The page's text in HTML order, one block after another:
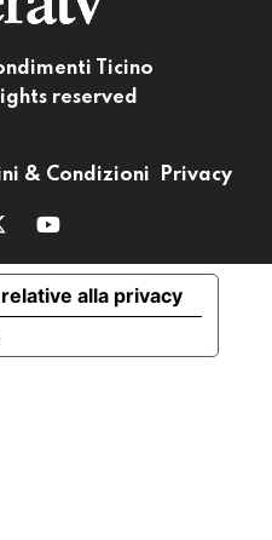
Ticino
reserved
& Condizioni Privacy
alla privacy